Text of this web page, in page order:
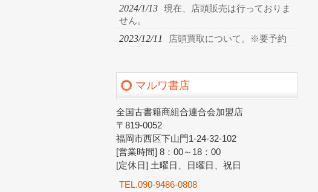
2024/1/13
現在、店頭販売は行っておりま
せん。
2023/12/11 店頭買取について。※要予約
マルワ書店
全国古書籍商組合連合会加盟店
〒819-0052
福岡市西区下山門1-24-32-102
[営業時間] 8：00～18：00
[定休日] 土曜日、日曜日、祝日
TEL.090-9486-0808